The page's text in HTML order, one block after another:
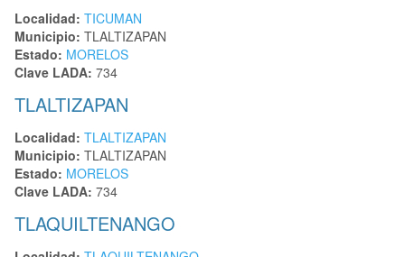
Localidad: TICUMAN
Municipio: TLALTIZAPAN
Estado: MORELOS
Clave LADA: 734
TLALTIZAPAN
Localidad: TLALTIZAPAN
Municipio: TLALTIZAPAN
Estado: MORELOS
Clave LADA: 734
TLAQUILTENANGO